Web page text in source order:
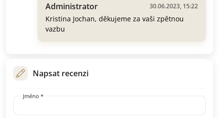
Administrator 30.06.2023, 15:22
Kristina Jochan, děkujeme za vaši zpětnou
vazbu
Napsat recenzi
Jméno *